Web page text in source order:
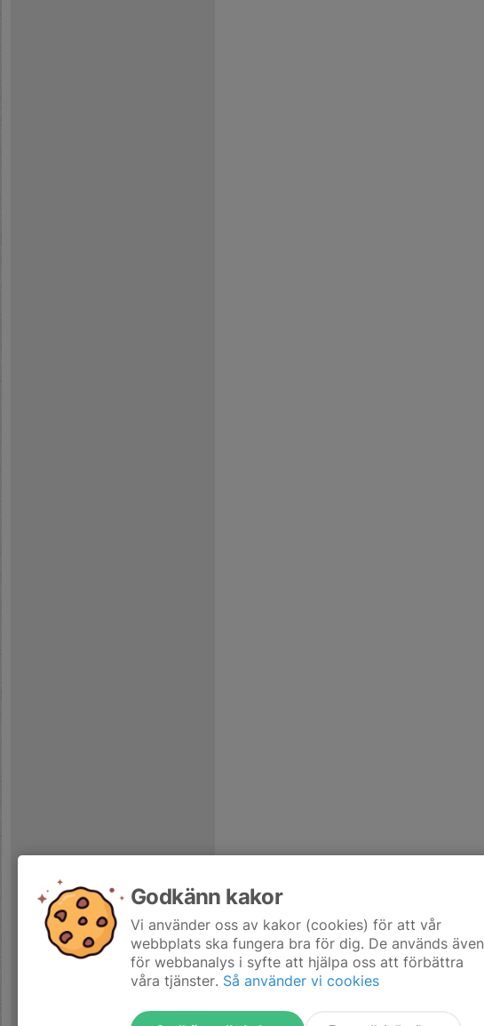
Godkänn kakor
Vi använder oss av kakor (cookies) för att vår
webbplats ska fungera bra för dig. De används även
för webbanalys i syfte att hjälpa oss att förbättra
våra tjänster. Så använder vi cookies